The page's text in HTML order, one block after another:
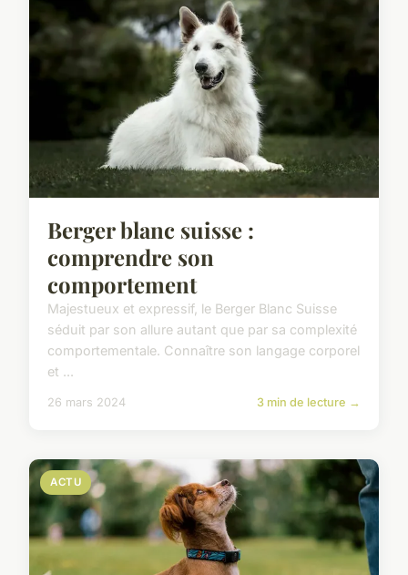
Berger blanc suisse :
comprendre son
comportement
Majestueux et expressif, le Berger Blanc Suisse
séduit par son allure autant que par sa complexité
comportementale. Connaître son langage corporel
et ...
26 mars 2024 3 min de lecture →
ACTU